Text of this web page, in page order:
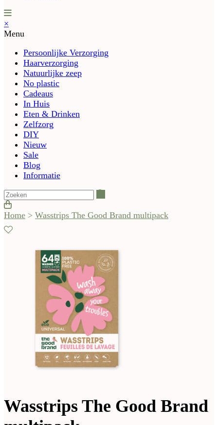
×
Menu
Persoonlijke Verzorging
Haarverzorging
Natuurlijke zeep
No plastic
Cadeaus
In Huis
Eten & Drinken
Zelfzorg
DIY
Nieuw
Sale
Blog
Informatie
Home > Wasstrips The Good Brand multipack
Wasstrips The Good Brand